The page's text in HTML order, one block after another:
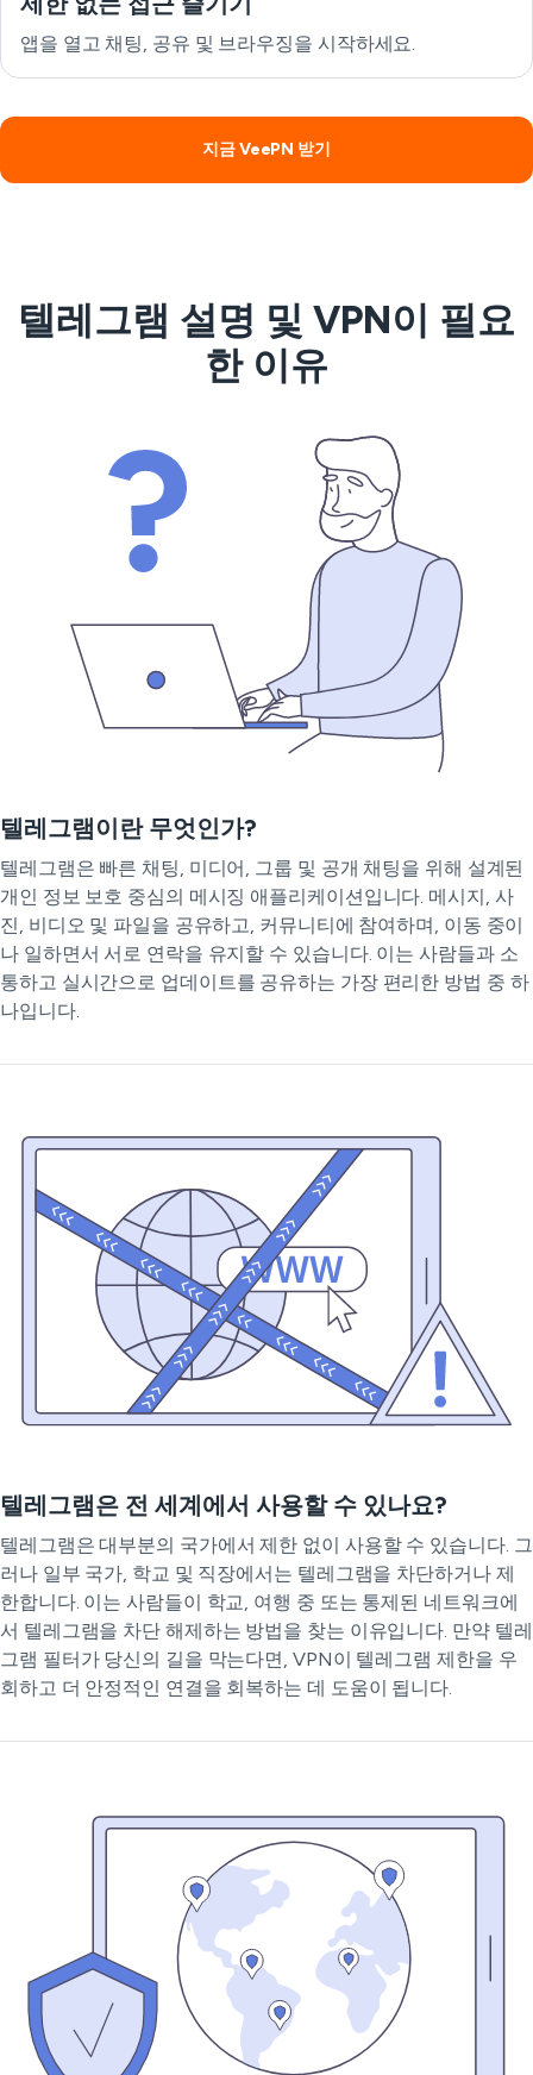
앱을 열고 채팅, 공유 및 브라우징을 시작하세요.
지금 VeePN 받기
텔레그램 설명 및 VPN이 필요
한 이유
텔레그램이란 무엇인가?
텔레그램은 빠른 채팅, 미디어, 그룹 및 공개 채팅을 위해 설계된
개인 정보 보호 중심의 메시징 애플리케이션입니다. 메시지, 사
진, 비디오 및 파일을 공유하고, 커뮤니티에 참여하며, 이동 중이
나 일하면서 서로 연락을 유지할 수 있습니다. 이는 사람들과 소
통하고 실시간으로 업데이트를 공유하는 가장 편리한 방법 중 하
나입니다.
텔레그램은 전 세계에서 사용할 수 있나요?
텔레그램은 대부분의 국가에서 제한 없이 사용할 수 있습니다. 그
러나 일부 국가, 학교 및 직장에서는 텔레그램을 차단하거나 제
한합니다. 이는 사람들이 학교, 여행 중 또는 통제된 네트워크에
서 텔레그램을 차단 해제하는 방법을 찾는 이유입니다. 만약 텔레
그램 필터가 당신의 길을 막는다면, VPN이 텔레그램 제한을 우
회하고 더 안정적인 연결을 회복하는 데 도움이 됩니다.